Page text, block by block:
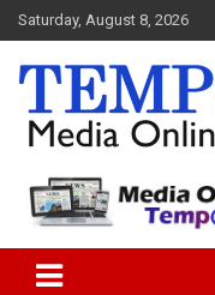
Skip
to
content
Saturday, August 8, 2026
Tempo Riau